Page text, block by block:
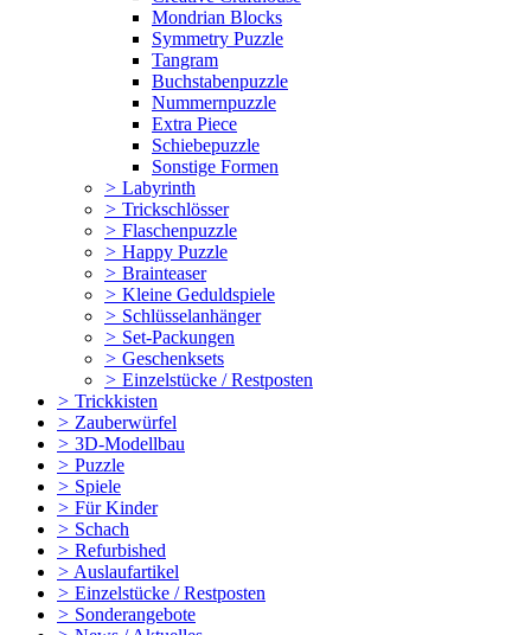
Mondrian Blocks
Symmetry Puzzle
Tangram
Buchstabenpuzzle
Nummernpuzzle
Extra Piece
Schiebepuzzle
Sonstige Formen
> Labyrinth
> Trickschlösser
> Flaschenpuzzle
> Happy Puzzle
> Brainteaser
> Kleine Geduldspiele
> Schlüsselanhänger
> Set-Packungen
> Geschenksets
> Einzelstücke / Restposten
> Trickkisten
> Zauberwürfel
> 3D-Modellbau
> Puzzle
> Spiele
> Für Kinder
> Schach
> Refurbished
> Auslaufartikel
> Einzelstücke / Restposten
> Sonderangebote